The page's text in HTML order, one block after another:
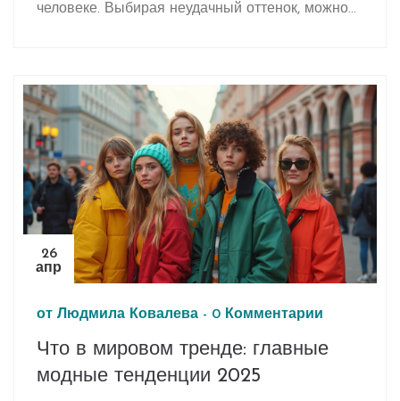
человеке. Выбирая неудачный оттенок, можно
самым ужасным, и почему стилисты
рекомендуют избегать определённых оттенков.
Поговорим о влиянии цвета на восприятие,
поделимся советами по выбору палитры и
разберём типы ошибок при составлении
гардероба.
26
апр
от Людмила Ковалева - 0 Комментарии
Что в мировом тренде: главные
модные тенденции 2025